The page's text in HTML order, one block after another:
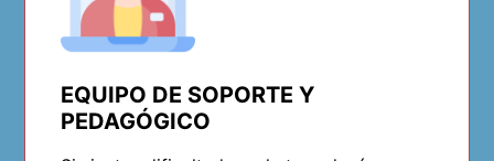
EQUIPO DE SOPORTE Y
PEDAGÓGICO